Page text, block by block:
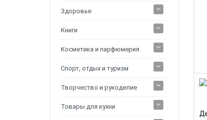
Здоровье
Книги
Косметика и парфюмерия
Спорт, отдых и туризм
Творчество и рукоделие
Товары для кухни